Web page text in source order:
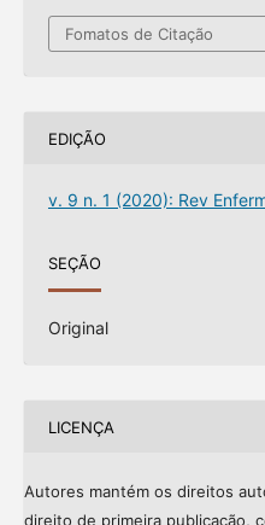
Fomatos de Citação
EDIÇÃO
v. 9 n. 1 (2020): Rev
SEÇÃO
Original
LICENÇA
Autores mantém os direitos
direito de primeira publicação,